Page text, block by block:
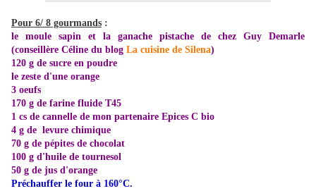
Pour 6/ 8 gourmands :
le moule sapin et la ganache pistache de chez Guy Demarle
(conseillère Céline du blog La cuisine de Silena)
120 g de sucre en poudre
le zeste d'une orange
3 oeufs
170 g de farine fluide T45
1 cs de cannelle de mon partenaire Epices C bio
4 g de levure chimique
70 g de pépites de chocolat
100 g d'huile de tournesol
50 g de jus d'orange
Préchauffer le four à 160°C.